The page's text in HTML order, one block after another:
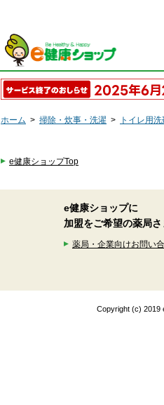
ホーム > 掃除・炊事・洗濯 > トイレ用
e健康ショップTop
e健康ショップに
加盟をご希望の薬局さ
薬局・企業向けお問い
Copyright (c) 2019